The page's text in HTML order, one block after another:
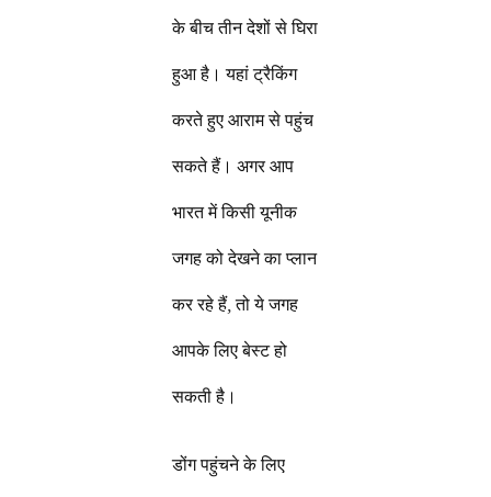
के बीच तीन देशों से घिरा
हुआ है। यहां ट्रैकिंग
करते हुए आराम से पहुंच
सकते हैं। अगर आप
भारत में किसी यूनीक
जगह को देखने का प्लान
कर रहे हैं, तो ये जगह
आपके लिए बेस्ट हो
सकती है।
डोंग पहुंचने के लिए